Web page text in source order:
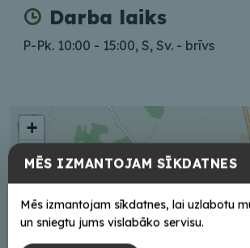
Darba laiks
P-Pk. 10:00 - 15:00, S, Sv. - brīvs
+
MĒS IZMANTOJAM SĪKDATNES
Mēs izmantojam sīkdatnes, lai uzlabotu
un sniegtu jums vislabāko servisu.